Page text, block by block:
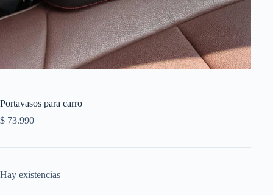
Portavasos para carro
$ 73.990
Hay existencias